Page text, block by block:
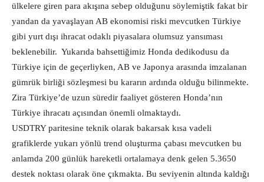
ülkelere giren para akışına sebep olduğunu söylemiştik fakat bir
yandan da yavaşlayan AB ekonomisi riski mevcutken Türkiye
gibi yurt dışı ihracat odaklı piyasalara olumsuz yansıması
beklenebilir. Yukarıda bahsettiğimiz Honda dedikodusu da
Türkiye için de geçerliyken, AB ve Japonya arasında imzalanan
gümrük birliği sözleşmesi bu kararın ardında olduğu bilinmekte.
Zira Türkiye’de uzun süredir faaliyet gösteren Honda’nın
Türkiye ihracatı açısından önemli olmaktaydı.
USDTRY paritesine teknik olarak bakarsak kısa vadeli
grafiklerde yukarı yönlü trend oluşturma çabası mevcutken bu
anlamda 200 günlük hareketli ortalamaya denk gelen 5.3650
destek noktası olarak öne çıkmakta. Bu seviyenin altında kaldığı